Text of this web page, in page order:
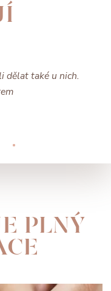
dělat také u nich.
PLNÝ